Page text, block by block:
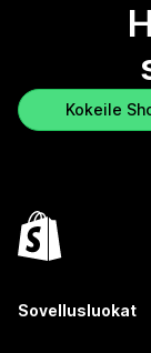
Kokeile
Sovellusluokat